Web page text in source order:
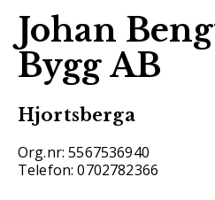
Johan
Bygg AB
Hjortsberga
Org.nr: 5567536940
Telefon: 0702782366